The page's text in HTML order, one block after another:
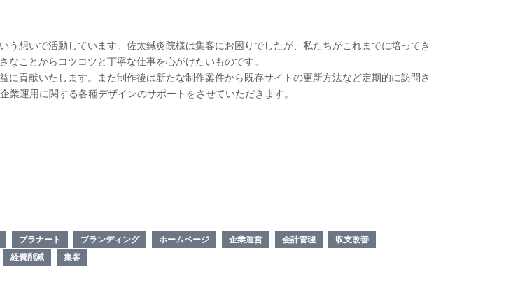
想いで活動しています。佐太鍼灸院様は集客にお困りでしたが、私たちがこれまでに培ってき
ことからコツコツと丁寧な仕事を心がけたいものです。
貢献いたします。また制作後は新たな制作案件から既存サイトの更新方法など定期的に訪問さ
運用に関する各種デザインのサポートをさせていただきます。
プラナート ブランディング ホームページ 企業運営 会計管理
収支改善
経費削減 集客